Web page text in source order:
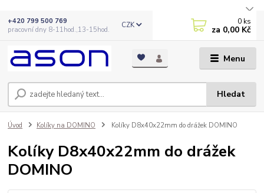
Menu
CZK
Hledat
+420 799 500 769
pracovní dny 8-11hod.,13-15hod.
0 ks
za 0,00 Kč
Úvod Kolíky na DOMINO Kolíky D8x40x22mm do drážek DOMINO
Kolíky D8x40x22mm do drážek
DOMINO